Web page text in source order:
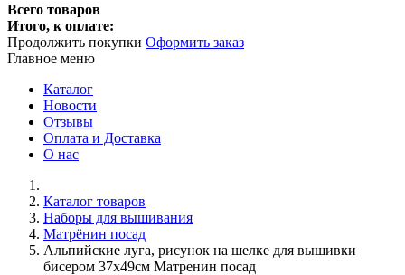
Всего товаров
Итого, к оплате:
Продолжить покупки Оформить заказ
Главное меню
Каталог
Новости
Отзывы
Оплата и Доставка
О нас
Каталог товаров
Наборы для вышивания
Матрёнин посад
Альпийские луга, рисунок на шелке для вышивки
бисером 37х49см Матренин посад